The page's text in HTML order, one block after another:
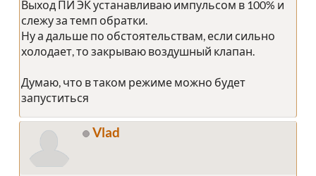
Выход ПИ ЭК устанавливаю импульсом в 100% и
слежу за темп обратки.
Ну а дальше по обстоятельствам, если сильно
холодает, то закрываю воздушный клапан.
Думаю, что в таком режиме можно будет
запуститься
Vlad